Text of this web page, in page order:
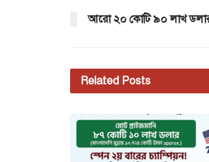
আরো ২০ কোটি ৯০ লাখ ডলার
Related Posts